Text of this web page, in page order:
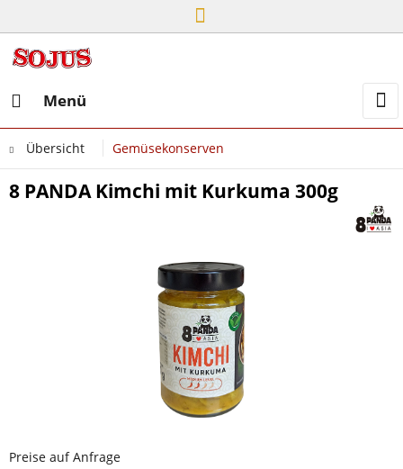
Menü
Übersicht Gemüsekonserven
8 PANDA Kimchi mit Kurkuma 300g
Preise auf Anfrage